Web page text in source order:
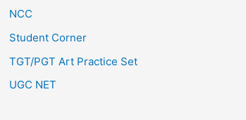
NCC
Student Corner
TGT/PGT Art Practice Set
UGC NET